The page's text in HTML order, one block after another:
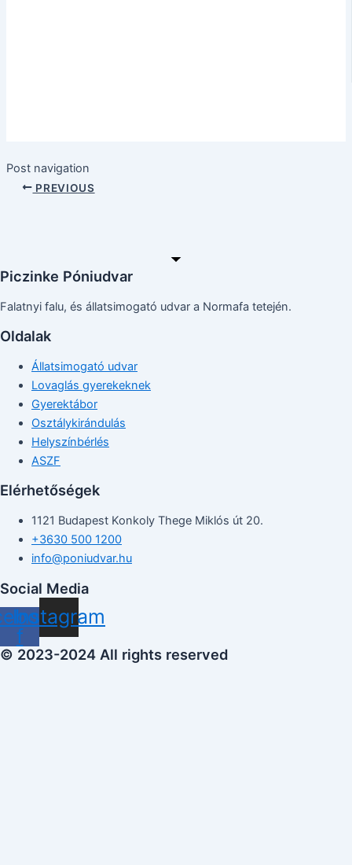
Post navigation
PREVIOUS
Piczinke Póniudvar
Falatnyi falu, és állatsimogató udvar a Normafa tetején.
Oldalak
Állatsimogató udvar
Lovaglás gyerekeknek
Gyerektábor
Osztálykirándulás
Helyszínbérlés
ASZF
Elérhetőségek
1121 Budapest Konkoly Thege Miklós út 20.
+3630 500 1200
info@poniudvar.hu
Social Media
f
Instagram
© 2023-2024 All rights reserved